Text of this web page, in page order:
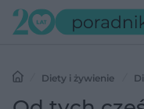
Diety i żywienie
kurczaka trzymaj się z